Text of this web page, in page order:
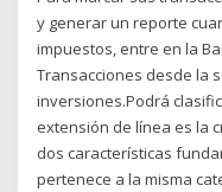
y generar un reporte
impuestos, entre en la
Transacciones desde la
inversiones.Podrá
extensión de línea es la
dos características
pertenece a la misma